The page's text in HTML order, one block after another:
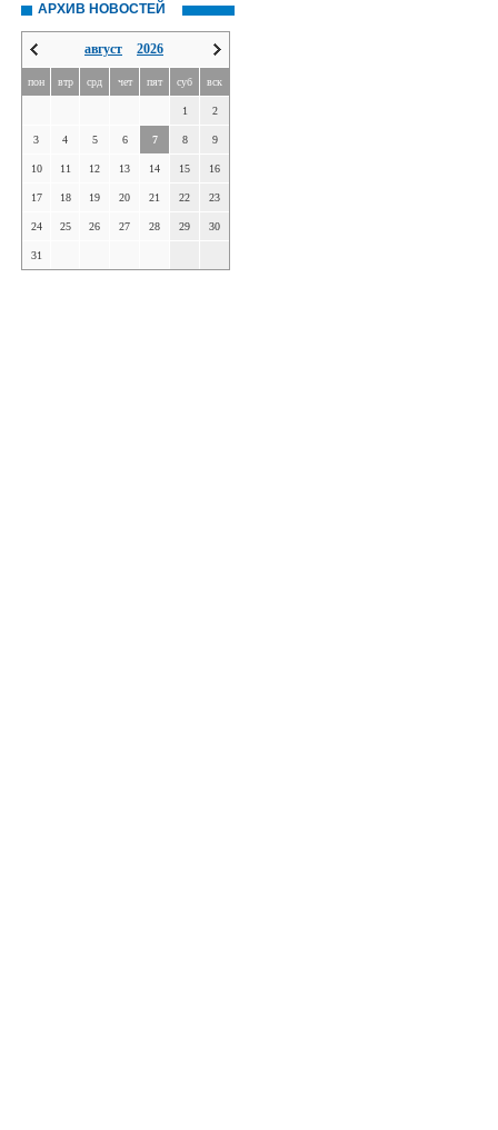
АРХИВ НОВОСТЕЙ
август 2026
пон втр срд чет пят суб вск
1 2
3 4 5 6 7 8 9
10 11 12 13 14 15 16
17 18 19 20 21 22 23
24 25 26 27 28 29 30
31